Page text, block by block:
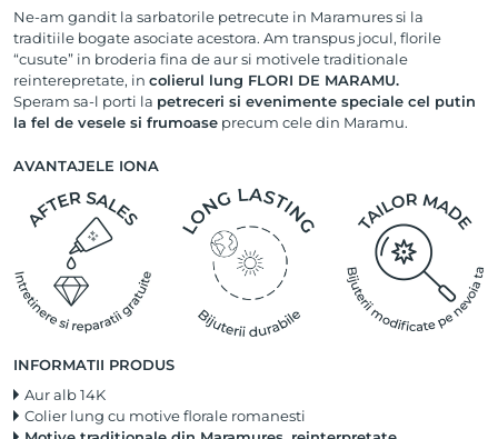
Ne-am gandit la sarbatorile petrecute in Maramures si la
traditiile bogate asociate acestora. Am transpus jocul, florile
“cusute” in broderia fina de aur si motivele traditionale
reinterepretate, in colierul lung FLORI DE MARAMU.
Speram sa-l porti la petreceri si evenimente speciale cel putin
la fel de vesele si frumoase precum cele din Maramu.
AVANTAJELE IONA
INFORMATII PRODUS
Aur alb 14K
Colier lung cu motive florale romanesti